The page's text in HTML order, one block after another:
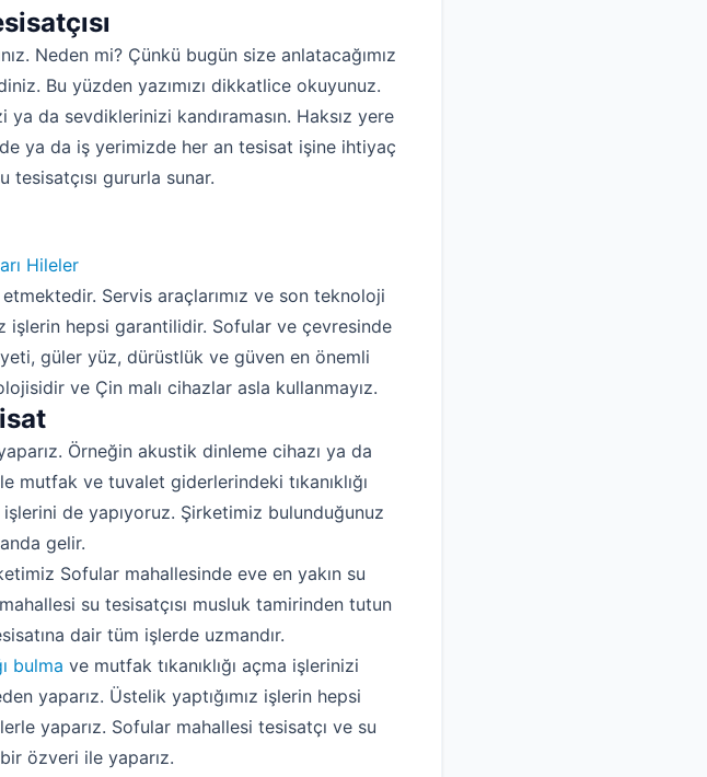
Neden mi? Çünkü bugün size anlatacağımız
Bu yüzden yazımızı dikkatlice okuyunuz.
da sevdiklerinizi kandıramasın. Haksız yere
ya da iş yerimizde her an tesisat işine ihtiyaç
tesisatçısı gururla sunar.
Hileler
Servis araçlarımız ve son teknoloji
işlerin hepsi garantilidir. Sofular ve çevresinde
güler yüz, dürüstlük ve güven en önemli
ve Çin malı cihazlar asla kullanmayız.
Örneğin akustik dinleme cihazı ya da
mutfak ve tuvalet giderlerindeki tıkanıklığı
de yapıyoruz. Şirketimiz bulunduğunuz
gelir.
Sofular mahallesinde eve en yakın su
su tesisatçısı musluk tamirinden tutun
dair tüm işlerde uzmandır.
bulma ve mutfak tıkanıklığı açma işlerinizi
yaparız. Üstelik yaptığımız işlerin hepsi
yaparız. Sofular mahallesi tesisatçı ve su
özveri ile yaparız.